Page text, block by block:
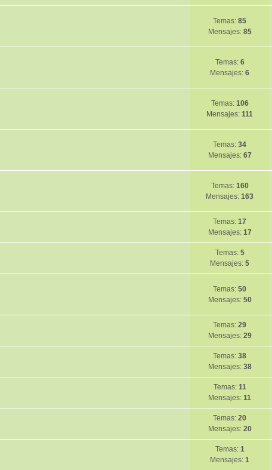
Temas: 85
Mensajes: 85
Temas: 6
Mensajes: 6
Temas: 106
Mensajes: 111
Temas: 34
Mensajes: 67
Temas: 160
Mensajes: 163
Temas: 17
Mensajes: 17
Temas: 5
Mensajes: 5
Temas: 50
Mensajes: 50
Temas: 29
Mensajes: 29
Temas: 38
Mensajes: 38
Temas: 11
Mensajes: 11
Temas: 20
Mensajes: 20
Temas: 1
Mensajes: 1